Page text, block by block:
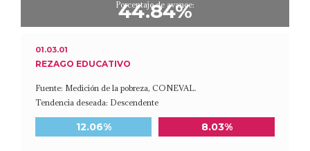
Porcentaje de avance:
44.84%
01.03.01
REZAGO EDUCATIVO
Fuente: Medición de la pobreza, CONEVAL.
Tendencia deseada: Descendente
12.06% Meta a 2030
8.03%